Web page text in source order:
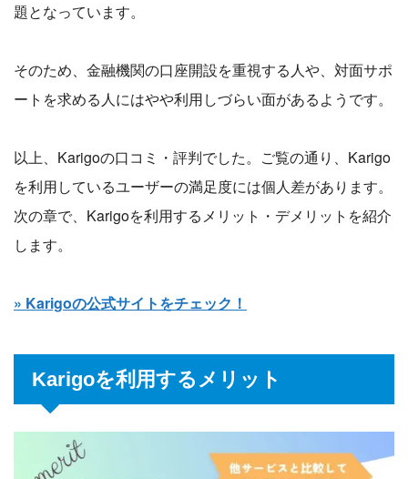
題となっています。
そのため、金融機関の口座開設を重視する人や、対面サポ
ートを求める人にはやや利用しづらい面があるようです。
以上、Karigoの口コミ・評判でした。ご覧の通り、Karigo
を利用しているユーザーの満足度には個人差があります。
次の章で、Karigoを利用するメリット・デメリットを紹介
します。
» Karigoの公式サイトをチェック！
Karigoを利用するメリット